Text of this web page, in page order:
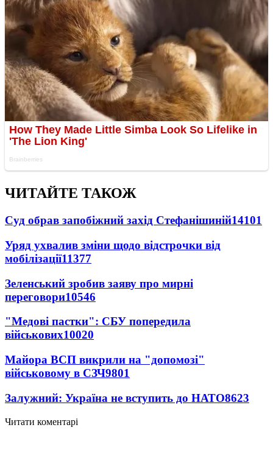
ЧИТАЙТЕ ТАКОЖ
Суд обрав запобіжний захід Стефанішиній14101
Уряд ухвалив зміни щодо відстрочки від
мобілізації11377
Зеленський зробив заяву про мирні
переговори10546
"Медові пастки": СБУ попередила
військових10020
Майора ВСП викрили на "допомозі"
військовому в СЗЧ9801
Залужний: Україна не вступить до НАТО8623
Читати коментарі